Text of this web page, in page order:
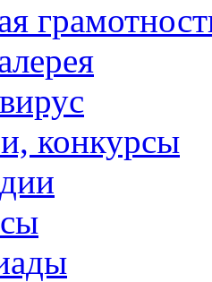
конкурсы